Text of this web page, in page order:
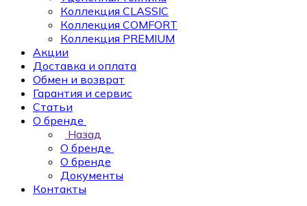
Коллекция CLASSIC
Коллекция COMFORT
Коллекция PREMIUM
Акции
Доставка и оплата
Обмен и возврат
Гарантия и сервис
Статьи
О бренде
Назад
О бренде
О бренде
Документы
Контакты